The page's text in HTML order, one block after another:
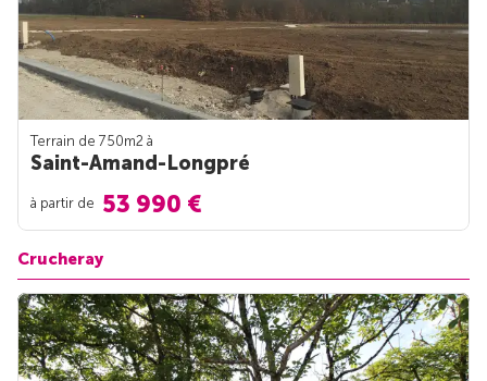
Terrain de 750m2 à
Saint-Amand-Longpré
à partir de 53 990 €
Crucheray